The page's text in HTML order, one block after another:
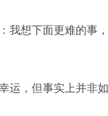
想下面更难的事
，但事实上并非